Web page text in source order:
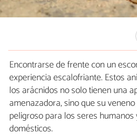
Encontrarse de frente con un
experiencia escalofriante. Estos
los arácnidos no solo tienen una
amenazadora, sino que su
peligroso para los seres
domésticos.